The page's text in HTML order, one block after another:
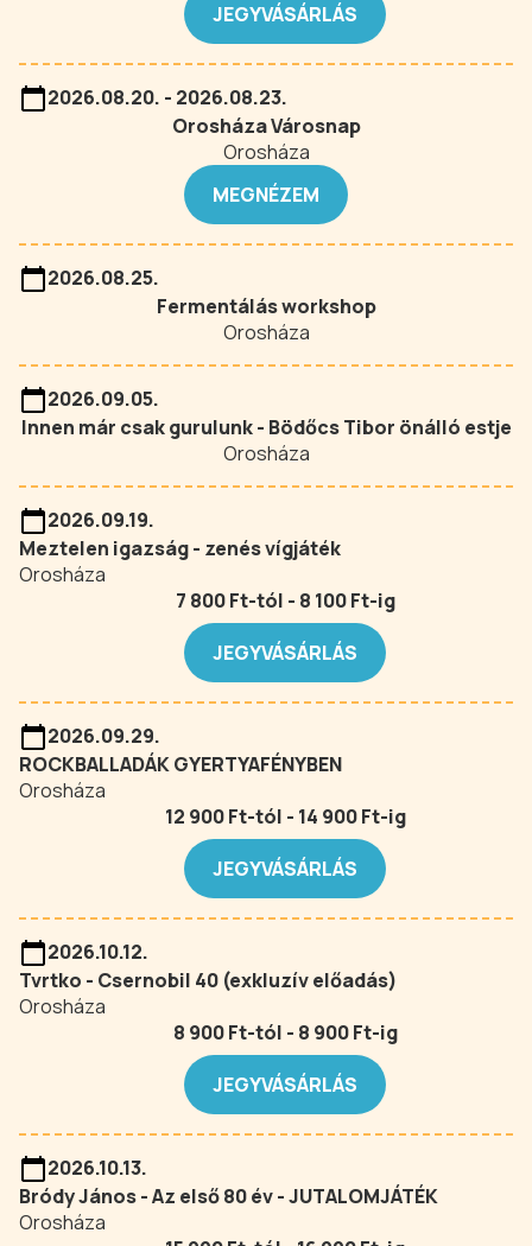
JEGYVÁSÁRLÁS
2026.08.20. - 2026.08.23.
Orosháza Városnap
Orosháza
MEGNÉZEM
2026.08.25.
Fermentálás workshop
Orosháza
2026.09.05.
Innen már csak gurulunk - Bödőcs Tibor önálló estje
Orosháza
2026.09.19.
Meztelen igazság - zenés vígjáték
Orosháza
7 800 Ft-tól - 8 100 Ft-ig
JEGYVÁSÁRLÁS
2026.09.29.
ROCKBALLADÁK GYERTYAFÉNYBEN
Orosháza
12 900 Ft-tól - 14 900 Ft-ig
JEGYVÁSÁRLÁS
2026.10.12.
Tvrtko - Csernobil 40 (exkluzív előadás)
Orosháza
8 900 Ft-tól - 8 900 Ft-ig
JEGYVÁSÁRLÁS
2026.10.13.
Bródy János - Az első 80 év - JUTALOMJÁTÉK
Orosháza